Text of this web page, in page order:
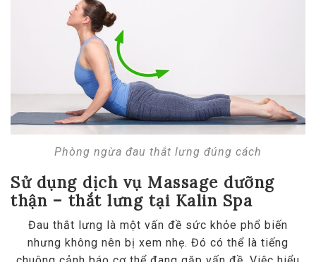
Phòng ngừa đau thắt lưng đúng cách
Sử dụng dịch vụ Massage dưỡng
thận – thắt lưng tại Kalin Spa
Đau thắt lưng là một vấn đề sức khỏe phổ biến
nhưng không nên bị xem nhẹ. Đó có thể là tiếng